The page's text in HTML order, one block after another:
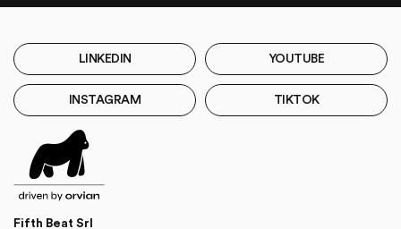
LINKEDIN YOUTUBE
INSTAGRAM TIKTOK
Fifth Beat Srl